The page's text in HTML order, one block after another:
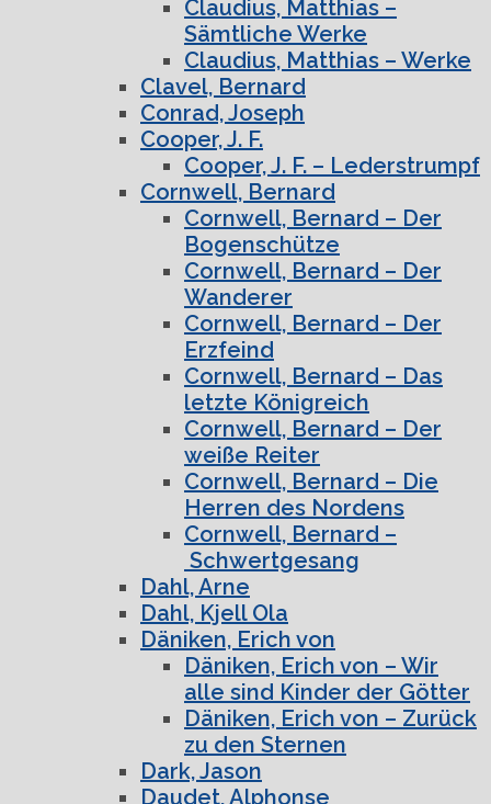
Claudius, Matthias –
Sämtliche Werke
Claudius, Matthias – Werke
Clavel, Bernard
Conrad, Joseph
Cooper, J. F.
Cooper, J. F. – Lederstrumpf
Cornwell, Bernard
Cornwell, Bernard – Der
Bogenschütze
Cornwell, Bernard – Der
Wanderer
Cornwell, Bernard – Der
Erzfeind
Cornwell, Bernard – Das
letzte Königreich
Cornwell, Bernard – Der
weiße Reiter
Cornwell, Bernard – Die
Herren des Nordens
Cornwell, Bernard –
Schwertgesang
Dahl, Arne
Dahl, Kjell Ola
Däniken, Erich von
Däniken, Erich von – Wir
alle sind Kinder der Götter
Däniken, Erich von – Zurück
zu den Sternen
Dark, Jason
Daudet, Alphonse